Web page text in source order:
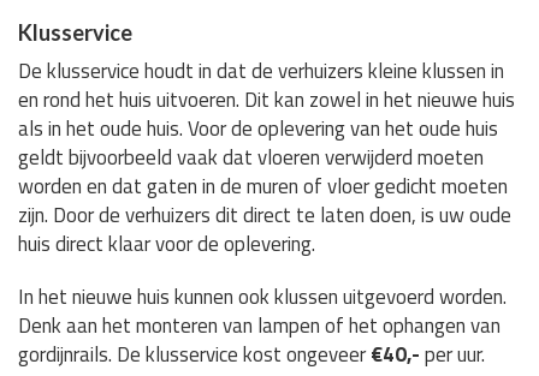
Klusservice
De klusservice houdt in dat de verhuizers kleine klussen in
en rond het huis uitvoeren. Dit kan zowel in het nieuwe huis
als in het oude huis. Voor de oplevering van het oude huis
geldt bijvoorbeeld vaak dat vloeren verwijderd moeten
worden en dat gaten in de muren of vloer gedicht moeten
zijn. Door de verhuizers dit direct te laten doen, is uw oude
huis direct klaar voor de oplevering.
In het nieuwe huis kunnen ook klussen uitgevoerd worden.
Denk aan het monteren van lampen of het ophangen van
gordijnrails. De klusservice kost ongeveer€40,-per uur.